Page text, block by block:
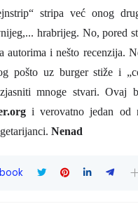
stripa već onog
hrabrijeg. No, pored
autorima i nešto recenzija.
pošto uz burger stiže i
mnoge stvari. Ovaj
i verovatno jedan od
Nenad